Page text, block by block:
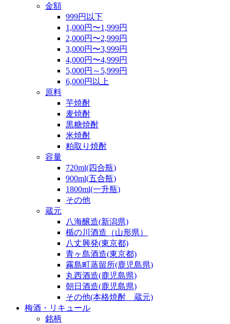
金額
999円以下
1,000円〜1,999円
2,000円〜2,999円
3,000円〜3,999円
4,000円〜4,999円
5,000円～5,999円
6,000円以上
原料
芋焼酎
麦焼酎
黒糖焼酎
米焼酎
粕取り焼酎
容量
720ml(四合瓶)
900ml(五合瓶)
1800ml(一升瓶)
その他
蔵元
八海醸造(新潟県)
楯の川酒造（山形県）
八丈興発(東京都)
青ヶ島酒造(東京都)
霧島町蒸留所(鹿児島県)
丸西酒造(鹿児島県)
朝日酒造(鹿児島県)
その他(本格焼酎 蔵元)
梅酒・リキュール
銘柄